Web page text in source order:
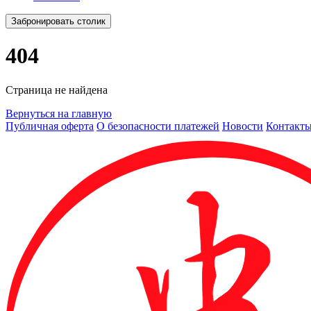
Забронировать столик
404
Страница не найдена
Вернуться на главную
Публичная оферта О безопасности платежей Новости